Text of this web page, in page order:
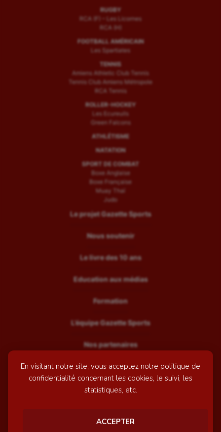
En visitant notre site, vous acceptez notre politique de
confidentialité concernant les cookies, le suivi, les
statistiques, etc.
ACCEPTER
RUGBY
RCA (F) – Les Licornes
RCA (H)
FOOTBALL AMÉRICAIN
Les Spartiates
TENNIS
Amiens Athletic Club Tennis
Tennis Club Amiens Métropole
RCA Tennis
ROLLER-HOCKEY
Les Ecureuils
Green Falcons
ATHLÉTISME
NATATION
SPORT DE COMBAT
Boxe Anglaise
Boxe Française
Muay Thaï
Judo
Le projet Gazette Sports
Nous soutenir
Le livre des 10 ans
Education aux médias
Formation
L’équipe Gazette Sports
Nos partenaires
Recrutement
Mentions légales